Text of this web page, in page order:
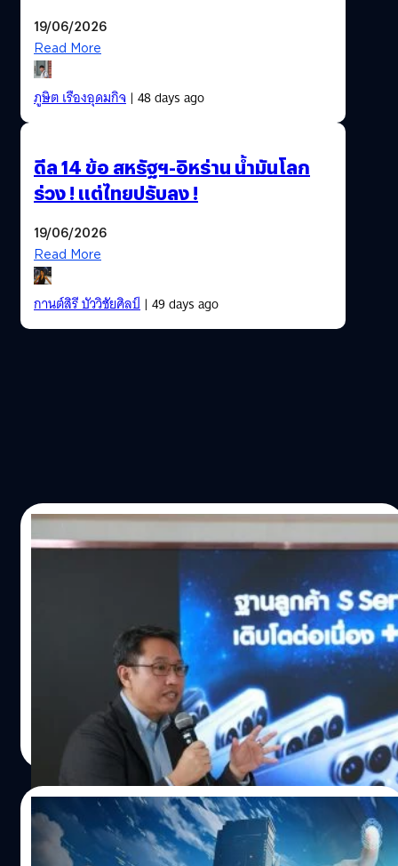
19/06/2026
Read More
ภูษิต เรืองอุดมกิจ| 48 days ago
ดีล 14 ข้อ สหรัฐฯ-อิหร่าน น้ำมันโลก
ร่วง ! แต่ไทยปรับลง !
19/06/2026
Read More
กานต์สิรี บัววิชัยศิลป์| 49 days ago
11/03/2026
อ่าน Insight ของ Samsung กับวิธีคิดที่เป็น
เหตุผลว่า ทำไมถึงครองผู้ใช้ไทย และตีตลาดรุ่น
BT beartai ได้ไปร่วมสัมภาษณ์พิเศษ คุณอู๊ด-สิทธิโชค นพชิน
บุตร ผู้บริหารคนสำคัญของ Samsung ประเทศไทย นั่นทำให้
เข้าใจมากขึ้นว่านอกจากนวัตกรรมที่นำหน้าแบรนด์อื่นแล้ว วิ
ชันและวิธีการคิดของ Samsung ก็มีส่วนสำคัญอย่างมาก
เหมือนกัน ซึ่งเป็นเหตุผลว่าทำไม Samsung Galaxy S26
Series ถึงไม่ได้เป็นแค่ "มือถือรุ่นใหม่" แต่เป็นจุดเปลี่ยน
สำคัญของอุตสาหกรรมสมาร์ตโฟน การสร้างสินค้าที่มี
คุณภาพดีก็เป็นเรื่องหนึ่ง แต่การสร้างสินค้าที่ดีและครองใจ
คนก็เป็นอีกเรื่องหนึ่งเหมือนกัน เพราะคุณอู๊ดได้เล่าถึงแนวคิด
ของ Samsung ในการพัฒนาและดีไซน์สมาร์ตโฟน ว่าไม่ใช่แค่
การใส่สเปกมาแบบเต็มกราฟหรือการวางตำแหน่งสมาร์ตโฟน
ภูษิต เรืองอุดมกิจ | 149 days ago
09/03/2026
รู้จักกองทุน A-ASEMI กองทุนใหม่จาก Asset